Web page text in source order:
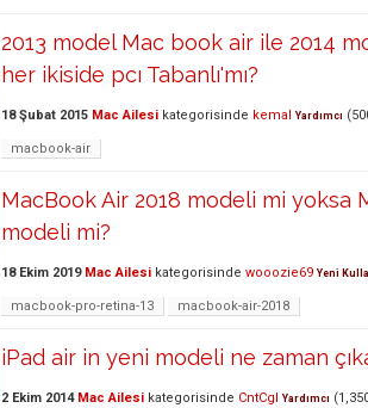
2013 model Mac book air ile 2014
her ikiside pcı Tabanlı'mı?
18 Şubat 2015 Mac Ailesi kategorisinde kemal Yardımcı (
macbook-air
MacBook Air 2018 modeli mi yoksa
modeli mi?
18 Ekim 2019 Mac Ailesi kategorisinde wooozie69 Yeni
macbook-pro-retina-13 macbook-air-2018
iPad air in yeni modeli ne zaman
2 Ekim 2014 Mac Ailesi kategorisinde CntCgl Yardımcı (